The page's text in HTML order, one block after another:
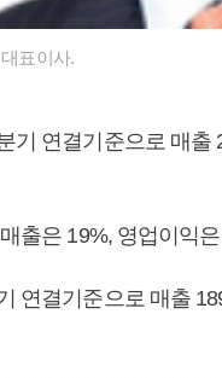
표이사.
기 연결기준으로 매출
출은 19%, 영업이익
연결기준으로 매출